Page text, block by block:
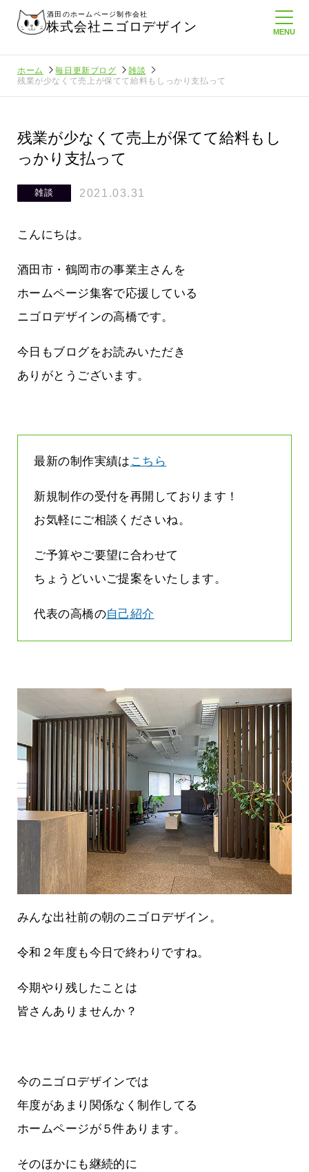
酒田のホームページ制作会社
株式会社ニゴロデザイン
ホーム 毎日更新ブログ
雑談
残業が少なくて売上が保てて給料もしっかり支払って
残業が少なくて売上が保てて給料もし
っかり支払って
雑談 2021.03.31
こんにちは。
酒田市・鶴岡市の事業主さんを
ホームページ集客で応援している
ニゴロデザインの高橋です。
今日もブログをお読みいただき
ありがとうございます。
最新の制作実績は こちら
新規制作の受付を再開しております！
お気軽にご相談くださいね。
ご予算やご要望に合わせて
ちょうどいいご提案をいたします。
代表の高橋の自己紹介
みんな出社前の朝のニゴロデザイン。
令和２年度も今日で終わりですね。
今期やり残したことは
皆さんありませんか？
今のニゴロデザインでは
年度があまり関係なく制作してる
ホームページが５件あります。
そのほかにも継続的に
信を持
なんです
ニゴロ通信８月号が届きました！まも
なくまちがい探しが変わります
2026.07.27